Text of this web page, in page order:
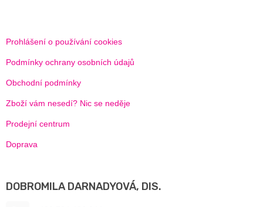
Prohlášení o používání cookies
Podmínky ochrany osobních údajů
Obchodní podmínky
Zboží vám nesedí? Nic se neděje
Prodejní centrum
Doprava
DOBROMILA DARNADYOVÁ, DIS.